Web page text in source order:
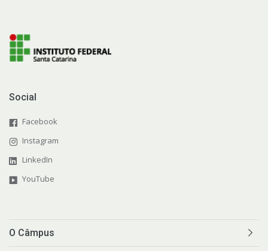
Social
Facebook
Instagram
LinkedIn
YouTube
O Câmpus